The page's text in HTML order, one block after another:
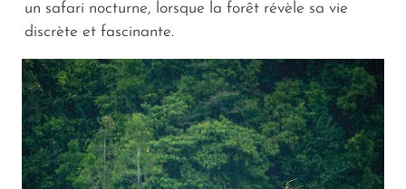
un safari nocturne, lorsque la forêt révèle sa vie
discrète et fascinante.